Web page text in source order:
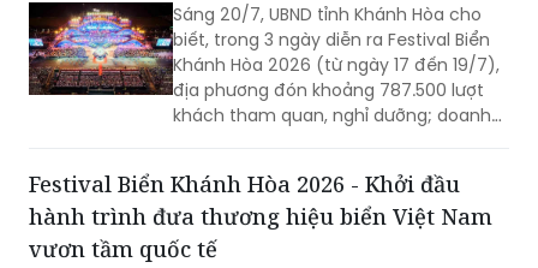
Sáng 20/7, UBND tỉnh Khánh Hòa cho
biết, trong 3 ngày diễn ra Festival Biển
Khánh Hòa 2026 (từ ngày 17 đến 19/7),
địa phương đón khoảng 787.500 lượt
khách tham quan, nghỉ dưỡng; doanh
Festival Biển Khánh Hòa 2026 - Khởi đầu
hành trình đưa thương hiệu biển Việt Nam
vươn tầm quốc tế